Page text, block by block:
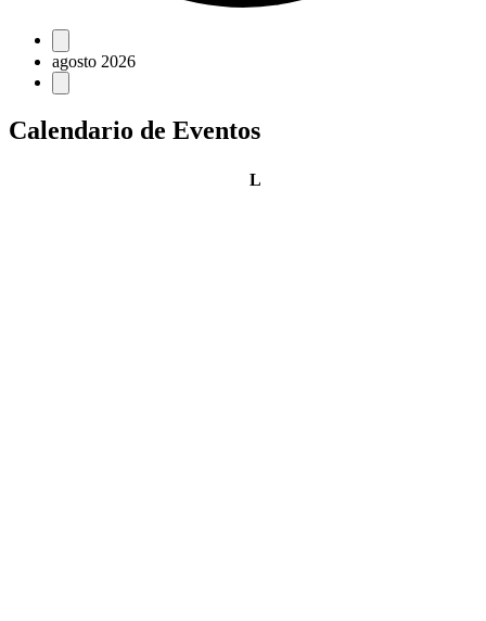
Eventos
agosto 2026
Calendario de Eventos
Llunes